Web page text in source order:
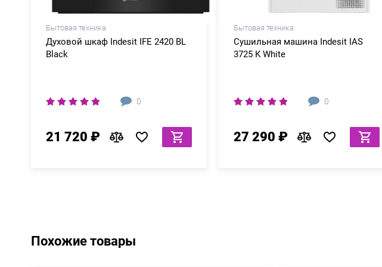
Бытовая техника
Духовой шкаф Indesit IFE 2420 BL
Black
0
21 720 ₽
Бытовая техника
Сушильная машина Indesit IAS
3725 K White
0
27 290 ₽
Похожие товары